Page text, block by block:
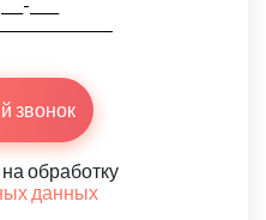
звонок
обработку
данных